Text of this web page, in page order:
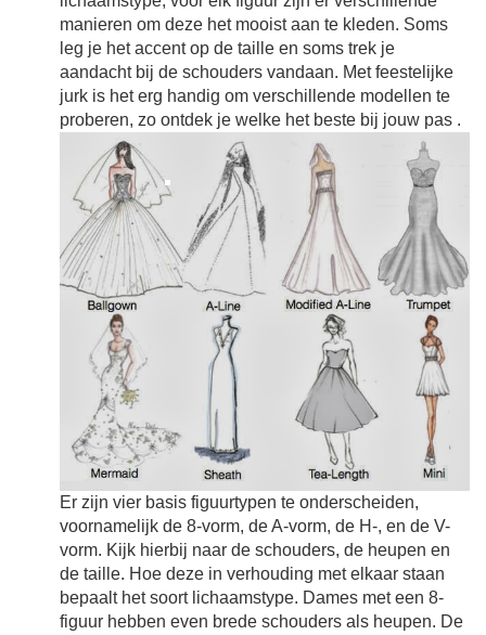
manieren om deze het mooist aan te kleden. Soms
leg je het accent op de taille en soms trek je
aandacht bij de schouders vandaan. Met feestelijke
jurk is het erg handig om verschillende modellen te
proberen, zo ontdek je welke het beste bij jouw pas .
Er zijn vier basis figuurtypen te onderscheiden,
voornamelijk de 8-vorm, de A-vorm, de H-, en de V-
vorm. Kijk hierbij naar de schouders, de heupen en
de taille. Hoe deze in verhouding met elkaar staan
bepaalt het soort lichaamstype. Dames met een 8-
figuur hebben even brede schouders als heupen. De